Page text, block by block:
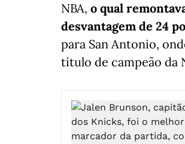
NBA, o qual
desvantagem de 24
para San Antonio,
título de campeão da